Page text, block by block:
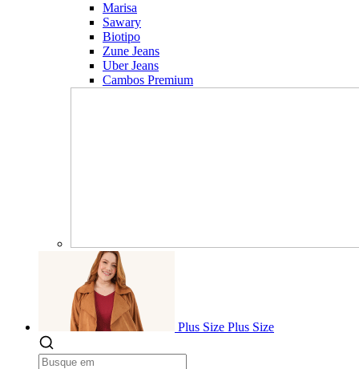
Marisa
Sawary
Biotipo
Zune Jeans
Uber Jeans
Cambos Premium
Plus Size Plus Size